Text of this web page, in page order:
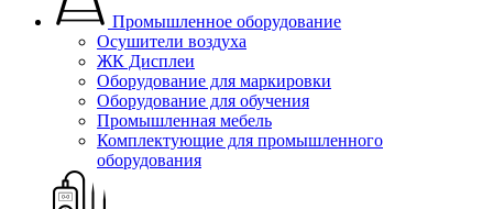
Промышленное оборудование
Осушители воздуха
ЖК Дисплеи
Оборудование для маркировки
Оборудование для обучения
Промышленная мебель
Комплектующие для промышленного
оборудования